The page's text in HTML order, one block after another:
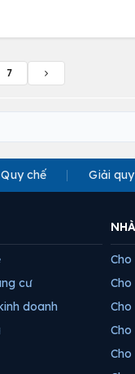
7
Quy chế Giải
cư
doanh